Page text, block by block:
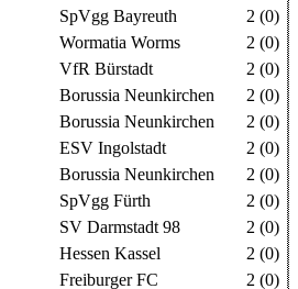
SpVgg Bayreuth
2 (0)
Wormatia Worms
2 (0)
VfR Bürstadt
2 (0)
Borussia Neunkirchen
2 (0)
Borussia Neunkirchen
2 (0)
ESV Ingolstadt
2 (0)
Borussia Neunkirchen
2 (0)
SpVgg Fürth
2 (0)
SV Darmstadt 98
2 (0)
Hessen Kassel
2 (0)
Freiburger FC 2 (0)